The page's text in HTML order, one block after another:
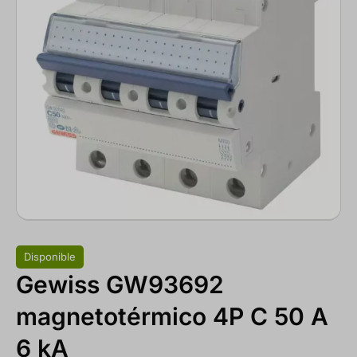
Disponible
Gewiss GW93692
magnetotérmico 4P C 50 A
6 kA